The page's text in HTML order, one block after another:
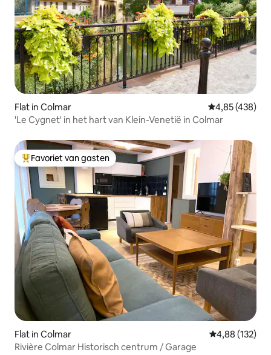
Flat in Colmar Gemiddelde
4,85 (438)
'Le Cygnet' in het hart van Klein-Venetië in Colmar
Topfavoriet van gasten
Favoriet van gasten
Flat in Colmar Gemiddelde
4,88 (132)
Rivière Colmar Historisch centrum / Garage